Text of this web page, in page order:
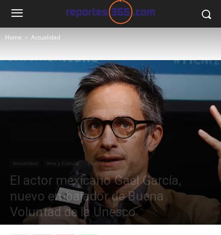
Home Actualidad
Actualidad Arte y Cultura Mundo
El actor mexicano Gael García,
nuevo embajador de Buena
Voluntad de la Unesco
By Julio Valdez - octubre 29, 2025 20